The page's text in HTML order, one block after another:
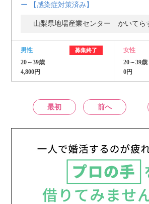
ー 【感染症対策済み】
山梨県地場産業センター かいて
男性 募集終了
20～39歳
4,800円
女性
20～39歳
0円
最初 前へ